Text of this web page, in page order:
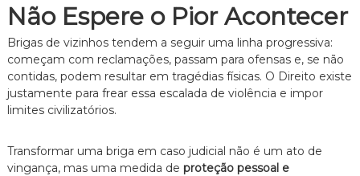
Não Espere o Pior Acontecer
Brigas de vizinhos tendem a seguir uma linha progressiva:
começam com reclamações, passam para ofensas e, se não
contidas, podem resultar em tragédias físicas. O Direito existe
justamente para frear essa escalada de violência e impor
limites civilizatórios.
Transformar uma briga em caso judicial não é um ato de
vingança, mas uma medida de proteção pessoal e